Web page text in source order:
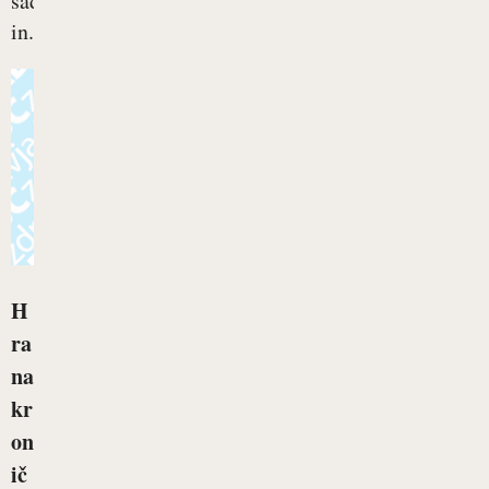
in...
H
ra
na
kr
on
ič